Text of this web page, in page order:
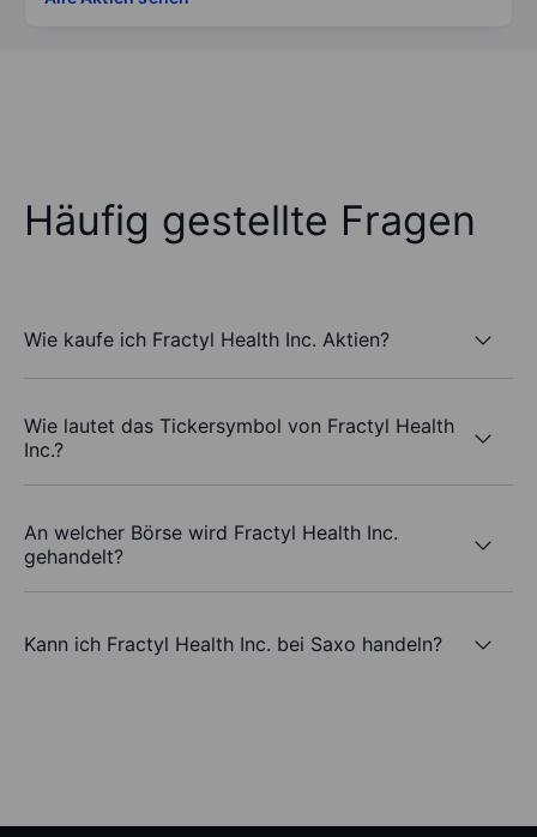
Häufig gestellte Fragen
Wie kaufe ich Fractyl Health Inc. Aktien?
Wie lautet das Tickersymbol von Fractyl Health
Inc.?
An welcher Börse wird Fractyl Health Inc.
gehandelt?
Kann ich Fractyl Health Inc. bei Saxo handeln?